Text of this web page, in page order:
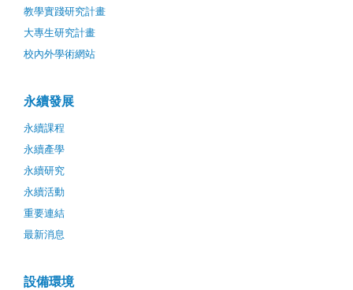
教學實踐研究計畫
大專生研究計畫
校內外學術網站
永續發展
永續課程
永續產學
永續研究
永續活動
重要連結
最新消息
設備環境